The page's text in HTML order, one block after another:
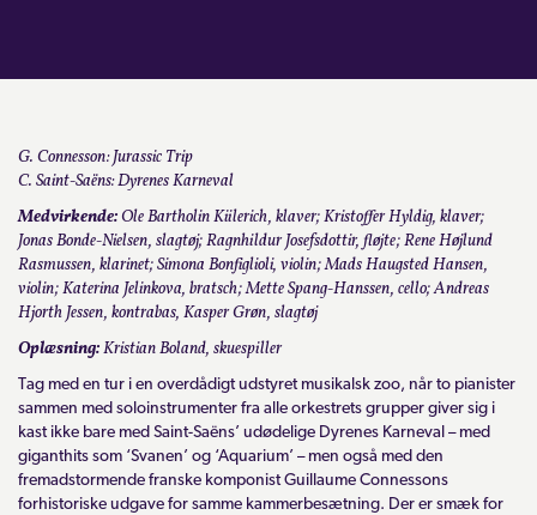
G. Connesson: Jurassic Trip
C. Saint-Saëns: Dyrenes Karneval
Medvirkende:Ole Bartholin Kiilerich, klaver; Kristoffer Hyldig, klaver;
Jonas Bonde-Nielsen, slagtøj; Ragnhildur Josefsdottir, fløjte; Rene Højlund
Rasmussen, klarinet; Simona Bonfiglioli, violin; Mads Haugsted Hansen,
violin; Katerina Jelinkova, bratsch; Mette Spang-Hanssen, cello; Andreas
Hjorth Jessen, kontrabas, Kasper Grøn, slagtøj
Oplæsning:Kristian Boland, skuespiller
Tag med en tur i en overdådigt udstyret musikalsk zoo, når to pianister
sammen med soloinstrumenter fra alle orkestrets grupper giver sig i
kast ikke bare med Saint-Saëns’ udødelige Dyrenes Karneval – med
giganthits som ‘Svanen’ og ‘Aquarium’ – men også med den
fremadstormende franske komponist Guillaume Connessons
forhistoriske udgave for samme kammerbesætning. Der er smæk for